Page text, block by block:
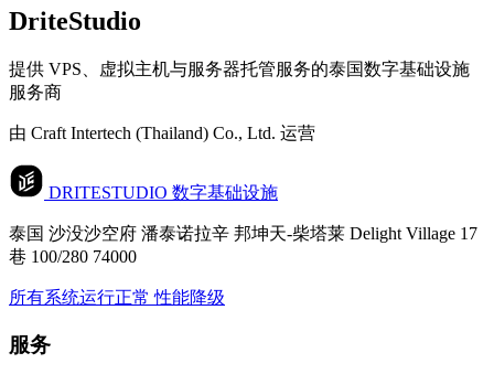
DriteStudio
提供 VPS、虚拟主机与服务器托管服务的泰国数字基础设施
服务商
由 Craft Intertech (Thailand) Co., Ltd. 运营
DRITESTUDIO 数字基础设施
泰国 沙没沙空府 潘泰诺拉辛 邦坤天-柴塔莱 Delight Village 17
巷 100/280 74000
所有系统运行正常 性能降级
服务